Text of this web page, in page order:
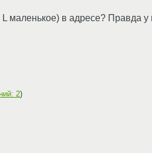
маленькое) в адресе? Правда
2)